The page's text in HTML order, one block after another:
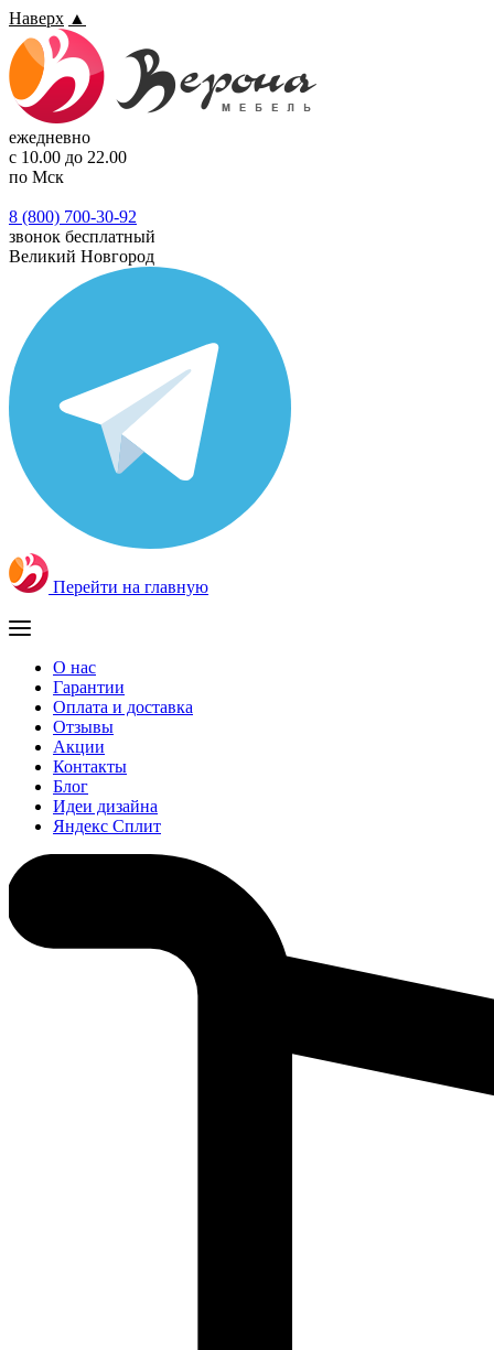
Наверх ▲
ежедневно
с 10.00 до 22.00
по Мск
8 (800) 700-30-92
звонок бесплатный
Великий Новгород
Перейти на главную
О нас
Гарантии
Оплата и доставка
Отзывы
Акции
Контакты
Блог
Идеи дизайна
Яндекс Сплит